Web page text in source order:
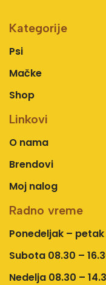
Kategorije
Psi
Mačke
Shop
Linkovi
O nama
Brendovi
Moj nalog
Radno vreme
Ponedeljak –
Subota 08.30 –
Nedelja 08.30 –